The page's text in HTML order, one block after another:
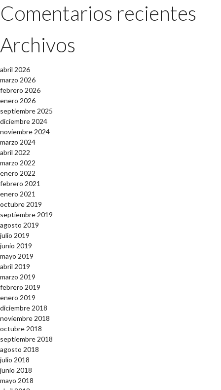
Comentarios recientes
Archivos
abril 2026
marzo 2026
febrero 2026
enero 2026
septiembre 2025
diciembre 2024
noviembre 2024
marzo 2024
abril 2022
marzo 2022
enero 2022
febrero 2021
enero 2021
octubre 2019
septiembre 2019
agosto 2019
julio 2019
junio 2019
mayo 2019
abril 2019
marzo 2019
febrero 2019
enero 2019
diciembre 2018
noviembre 2018
octubre 2018
septiembre 2018
agosto 2018
julio 2018
junio 2018
mayo 2018